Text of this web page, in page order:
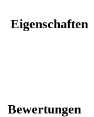
Eigenschaften
Bewertungen